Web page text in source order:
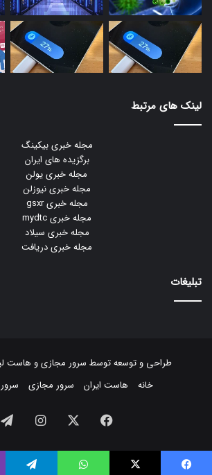
لینک های مرتبط
مجله خبری بیکینگ
برگزیده های ایران
مجله خبری یولن
مجله خبری نیوزلن
مجله خبری gsxr
مجله خبری mydtc
مجله خبری سیلاد
مجله خبری دریافت
تبلیغات
طراحی و توسعه توسط سرور مجازیو هاست
خانه
هاست ایران سرور مجازی
فیسبوک ایکس